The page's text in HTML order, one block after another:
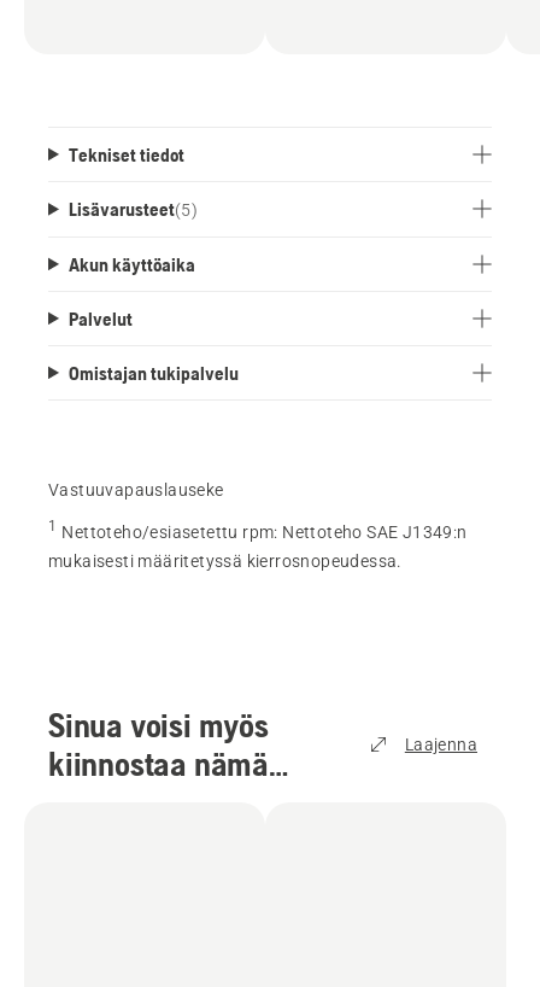
Tekniset tiedot
Lisävarusteet(5)
Akun käyttöaika
Palvelut
Omistajan tukipalvelu
Vastuuvapauslauseke
1 Nettoteho/esiasetettu rpm: Nettoteho SAE J1349:n
mukaisesti määritetyssä kierrosnopeudessa.
Sinua voisi myös
kiinnostaa nämä
Laajenna